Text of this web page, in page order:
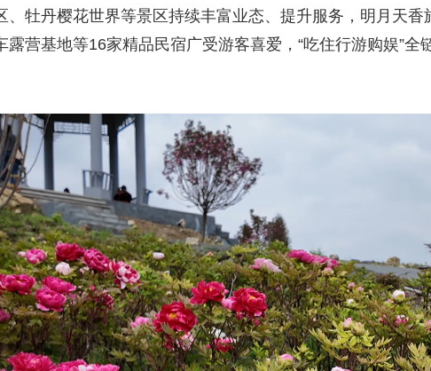
、牡丹樱花世界等景区持续丰富业态、提升服务，明月天
露营基地等16家精品民宿广受游客喜爱，“吃住行游购娱”